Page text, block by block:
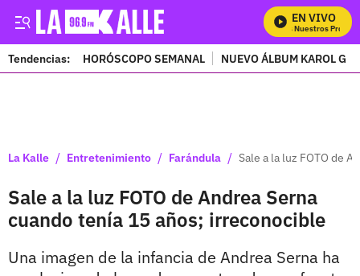
EN VIVO
Mira Todos Nuestros
Tendencias: HORÓSCOPO SEMANAL NUEVO ÁLBUM KAROL G
La Kalle / Entretenimiento / Farándula / Sale a la luz FOTO de
Sale a la luz FOTO de Andrea Serna
cuando tenía 15 años; irreconocible
Una imagen de la infancia de Andrea Serna ha